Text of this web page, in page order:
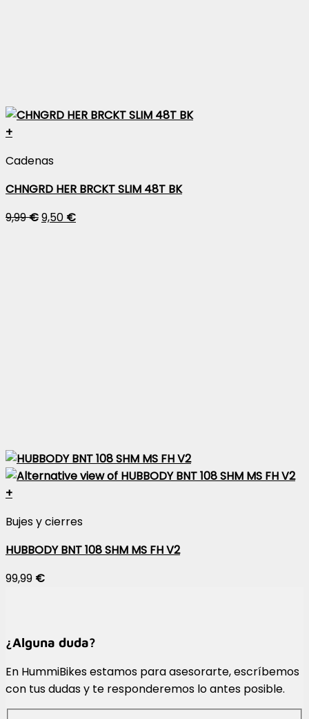
+
Cadenas
CHNGRD HER BRCKT SLIM 48T BK
9,99€9,50 €
+
Bujes y cierres
HUBBODY BNT 108 SHM MS FH V2
99,99 €
¿Alguna duda?
En HummiBikes estamos para asesorarte, escríbemos
con tus dudas y te responderemos lo antes posible.